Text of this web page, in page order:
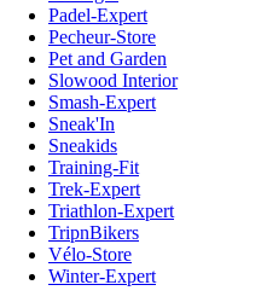
Padel-Expert
Pecheur-Store
Pet and Garden
Slowood Interior
Smash-Expert
Sneak'In
Sneakids
Training-Fit
Trek-Expert
Triathlon-Expert
TripnBikers
Vélo-Store
Winter-Expert